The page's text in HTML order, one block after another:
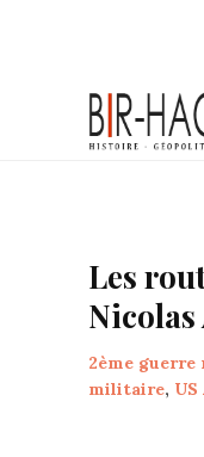
Les
Nicolas
2ème guerre
militaire,